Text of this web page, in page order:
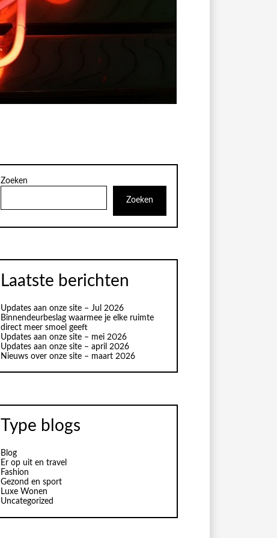
Zoeken
Zoeken
Laatste berichten
Updates aan onze site – Jul 2026
Binnendeurbeslag waarmee je elke ruimte
direct meer smoel geeft
Updates aan onze site – mei 2026
Updates aan onze site – april 2026
Nieuws over onze site – maart 2026
Type blogs
Blog
Er op uit en travel
Fashion
Gezond en sport
Luxe Wonen
Uncategorized